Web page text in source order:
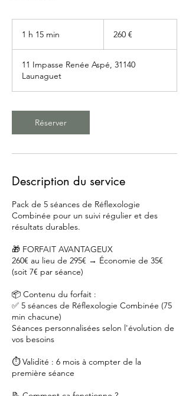
1 h 15 min
m
i
n
260 €
11 Impasse Renée Aspé, 31140
Launaguet
Réserver
Description du service
Pack de 5 séances de Réflexologie
Combinée pour un suivi régulier et des
résultats durables.
🎁 FORFAIT AVANTAGEUX
260€ au lieu de 295€ → Économie de 35€
(soit 7€ par séance)
📦 Contenu du forfait :
✅ 5 séances de Réflexologie Combinée (75
min chacune)
Séances personnalisées selon l'évolution de
vos besoins
⏱️ Validité : 6 mois à compter de la
première séance